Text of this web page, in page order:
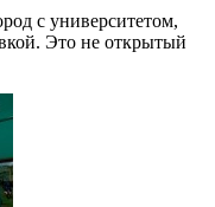
с университетом,
Это не открытый